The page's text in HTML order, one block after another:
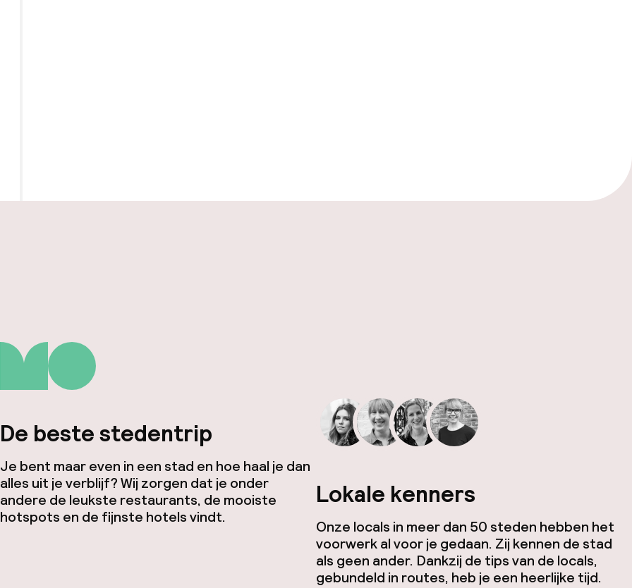
De beste stedentrip
Je bent maar even in een stad en hoe haal je dan
alles uit je verblijf? Wij zorgen dat je onder
andere de leukste restaurants, de mooiste
hotspots en de fijnste hotels vindt.
Lokale kenners
Onze locals in meer dan 50 steden hebben het
voorwerk al voor je gedaan. Zij kennen de stad
als geen ander. Dankzij de tips van de locals,
gebundeld in routes, heb je een heerlijke tijd.